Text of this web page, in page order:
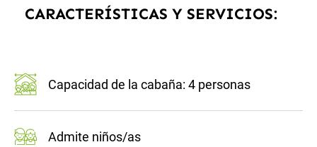
CARACTERÍSTICAS Y SERVICIOS:
Capacidad de la cabaña: 4 personas
Admite niños/as